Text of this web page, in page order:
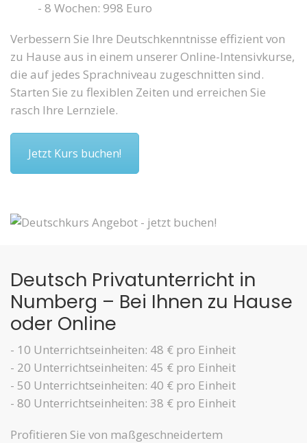
- 8 Wochen: 998 Euro
Verbessern Sie Ihre Deutschkenntnisse effizient von
zu Hause aus in einem unserer Online-Intensivkurse,
die auf jedes Sprachniveau zugeschnitten sind.
Starten Sie zu flexiblen Zeiten und erreichen Sie
rasch Ihre Lernziele.
Jetzt Kurs buchen!
Deutsch Privatunterricht in
Numberg – Bei Ihnen zu Hause
oder Online
- 10 Unterrichtseinheiten: 48 € pro Einheit
- 20 Unterrichtseinheiten: 45 € pro Einheit
- 50 Unterrichtseinheiten: 40 € pro Einheit
- 80 Unterrichtseinheiten: 38 € pro Einheit
Profitieren Sie von maßgeschneidertem